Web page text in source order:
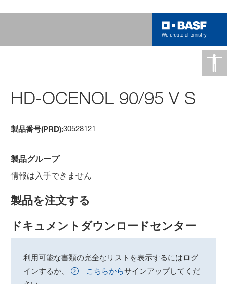
HD-OCENOL 90/95 V S
製品番号(PRD):30528121
製品グループ
情報は入手できません
製品を注文する
ドキュメントダウンロードセンター
利用可能な書類の完全なリストを表示するにはログ
インするか、
こちらからサインアップしてくだ